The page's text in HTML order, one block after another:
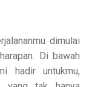
dimulai
Di bawah
hadir untukmu,